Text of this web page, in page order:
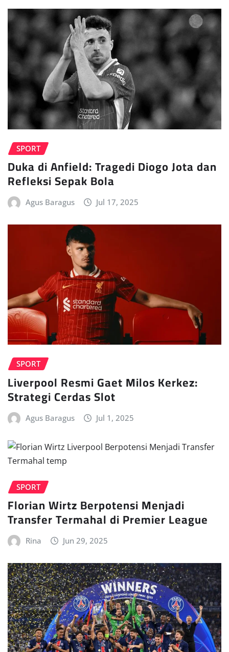
SPORT
Duka di Anfield: Tragedi Diogo Jota dan
Refleksi Sepak Bola
Agus Baragus Jul 17, 2025
SPORT
Liverpool Resmi Gaet Milos Kerkez:
Strategi Cerdas Slot
Agus Baragus Jul 1, 2025
SPORT
Florian Wirtz Berpotensi Menjadi
Transfer Termahal di Premier League
Rina Jun 29, 2025